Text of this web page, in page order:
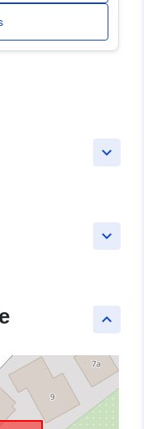
keyboard_arrow_down
keyboard_arrow_down
keyboard_arrow_up